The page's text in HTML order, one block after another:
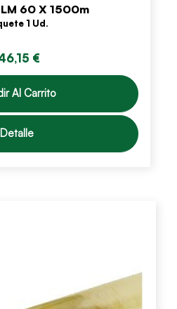
60 X 1500m
1 Ud.
€
Al Carrito
Detalle